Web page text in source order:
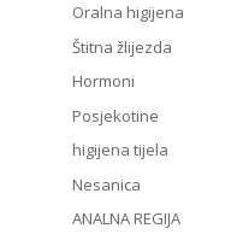
Oralna higijena
Štitna žlijezda
Hormoni
Posjekotine
higijena tijela
Nesanica
ANALNA REGIJA